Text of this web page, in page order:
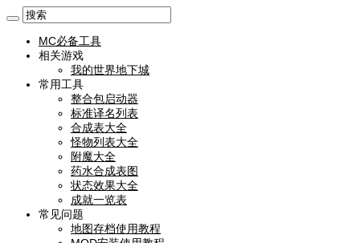
MC必备工具
相关游戏
我的世界地下城
常用工具
整合包启动器
标准译名列表
合成表大全
怪物列表大全
附魔大全
药水合成表图
状态效果大全
成就一览表
常见问题
地图存档使用教程